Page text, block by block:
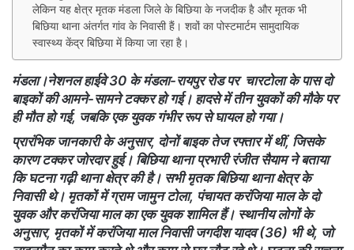
लेकिन यह क्षेत्र मृतक मंडला जिले के बिछिया के नजदीक है और मृतक भी
बिछिया थाना अंतर्गत गांव के निवासी हैं। शवों का पोस्टमार्टम सामुदायिक
स्वास्थ्य केंद्र बिछिया में किया जा रहा है।
मंडला।नेशनल हाईवे 30 के मंडला-रायपुर रोड पर चारटोला के पास दो
बाइकों की आमने-सामने टक्कर हो गई। हादसे में तीन युवकों की मौके पर
ही मौत हो गई, जबकि एक युवक गंभीर रूप से घायल हो गया।
प्रारंभिक जानकारी के अनुसार, दोनों बाइक तेज रफ्तार में थीं, जिसके
कारण टक्कर जोरदार हुई। बिछिया थाना प्रभारी रंजीत सैयाम ने बताया
कि घटना गढ़ी थाना क्षेत्र की है। सभी मृतक बिछिया थाना क्षेत्र के
निवासी थे। मृतकों में ग्राम जामुन टोला, पंचायत करंजिया माल के दो
युवक और करंजिया माल का एक युवक शामिल हैं। स्थानीय लोगों के
अनुसार, मृतकों में करंजिया माल निवासी जगदीश यादव (36) भी थे, जो